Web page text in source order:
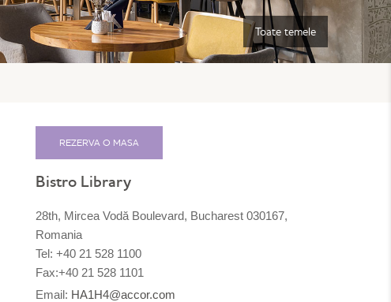
Toate temele
REZERVA O MASA
Bistro Library
28th, Mircea Vodă Boulevard, Bucharest 030167,
Romania
Tel: +40 21 528 1100
Fax:+40 21 528 1101
Email: HA1H4@accor.com